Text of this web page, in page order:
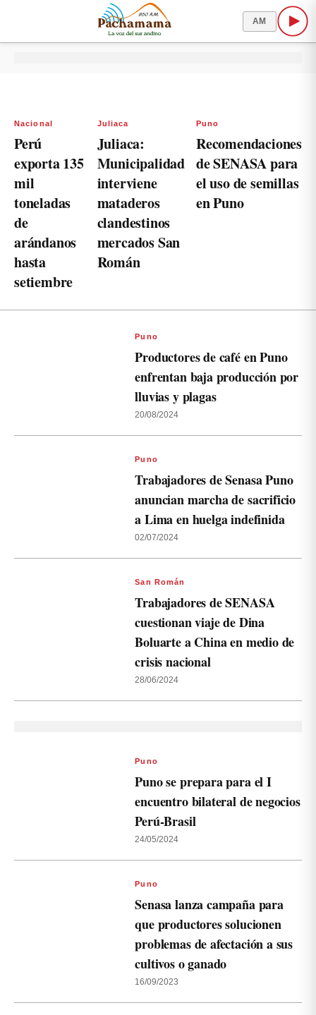
AM
Nacional
Perú
exporta 135
mil
toneladas
de
arándanos
hasta
setiembre
Juliaca
Juliaca:
Municipalidad
interviene
mataderos
clandestinos
mercados San
Román
Puno
Recomendaciones
de SENASA para
el uso de semillas
en Puno
Puno
Productores de café en Puno
enfrentan baja producción por
lluvias y plagas
20/08/2024
Puno
Trabajadores de Senasa Puno
anuncian marcha de sacrificio
a Lima en huelga indefinida
02/07/2024
San Román
Trabajadores de SENASA
cuestionan viaje de Dina
Boluarte a China en medio de
crisis nacional
28/06/2024
Puno
Puno se prepara para el I
encuentro bilateral de negocios
Perú-Brasil
24/05/2024
Puno
Senasa lanza campaña para
que productores solucionen
problemas de afectación a sus
cultivos o ganado
16/09/2023